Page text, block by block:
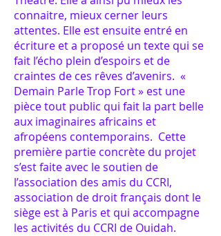
connaitre, mieux cerner leurs
attentes. Elle est ensuite entré en
écriture et a proposé un texte qui se
fait l’écho plein d’espoirs et de
craintes de ces rêves d’avenirs. «
Demain Parle Trop Fort » est une
pièce tout public qui fait la part belle
aux imaginaires africains et
afropéens contemporains. Cette
première partie concrète du projet
s’est faite avec le soutien de
l’association des amis du CCRI,
association de droit français dont le
siège est à Paris et qui accompagne
les activités du CCRI de Ouidah.